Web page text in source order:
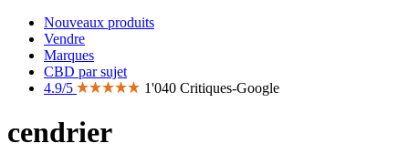
Nouveaux produits
Vendre
Marques
CBD par sujet
4.9/5
1'040 Critiques-Google
cendrier